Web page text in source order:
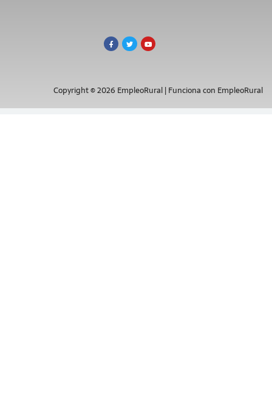
Copyright © 2026 EmpleoRural | Funciona con EmpleoRural